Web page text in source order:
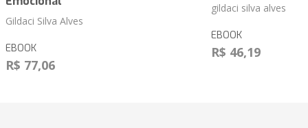
Gildaci Silva Alves
EBOOK
R$ 77,06
gildaci silva alves
EBOOK
R$ 46,19